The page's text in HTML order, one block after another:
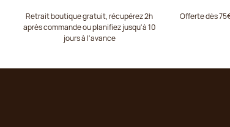
Retrait boutique gratuit, récupérez 2h
après commande ou planifiez jusqu'à 10
jours à l'avance
Offerte dès